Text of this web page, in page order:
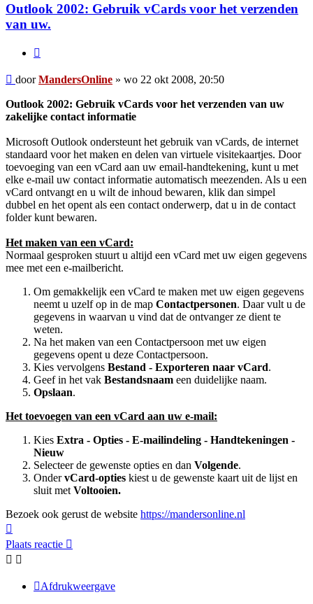
Outlook 2002: Gebruik vCards voor het verzenden
van uw.
Bericht
doorMandersOnline » wo 22 okt 2008, 20:50
Outlook 2002: Gebruik vCards voor het verzenden van uw
zakelijke contact informatie
Microsoft Outlook ondersteunt het gebruik van vCards, de internet
standaard voor het maken en delen van virtuele visitekaartjes. Door
toevoeging van een vCard aan uw email-handtekening, kunt u met
elke e-mail uw contact informatie automatisch meezenden. Als u een
vCard ontvangt en u wilt de inhoud bewaren, klik dan simpel
dubbel en het opent als een contact onderwerp, dat u in de contact
folder kunt bewaren.
Het maken van een vCard:
Normaal gesproken stuurt u altijd een vCard met uw eigen gegevens
mee met een e-mailbericht.
Om gemakkelijk een vCard te maken met uw eigen gegevens
neemt u uzelf op in de map Contactpersonen. Daar vult u de
gegevens in waarvan u vind dat de ontvanger ze dient te
weten.
Na het maken van een Contactpersoon met uw eigen
gegevens opent u deze Contactpersoon.
Kies vervolgens Bestand - Exporteren naar vCard.
Geef in het vak Bestandsnaam een duidelijke naam.
Opslaan.
Het toevoegen van een vCard aan uw e-mail:
Kies Extra - Opties - E-mailindeling - Handtekeningen -
Nieuw
Selecteer de gewenste opties en dan Volgende.
OndervCard-opties kiest u de gewenste kaart uit de lijst en
sluit met Voltooien.
Bezoek ook gerust de website https://mandersonline.nl
Plaats reactie
Afdrukweergave